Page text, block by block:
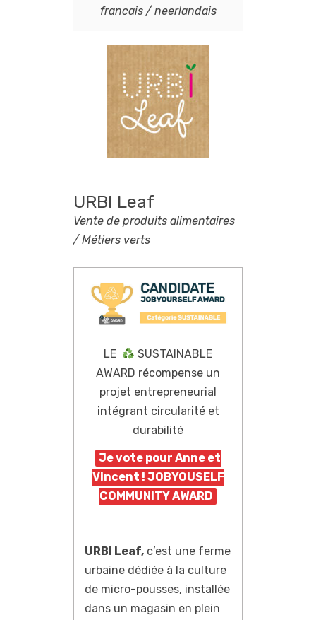
francais / neerlandais
URBI Leaf
Vente de produits alimentaires
/ Métiers verts
LE
SUSTAINABLE
AWARD récompense un
projet entrepreneurial
intégrant circularité et
durabilité
Je vote pour Anne et
Vincent ! JOBYOUSELF
COMMUNITY AWARD
URBI Leaf, c’est une ferme
urbaine dédiée à la culture
de micro-pousses, installée
dans un magasin en plein